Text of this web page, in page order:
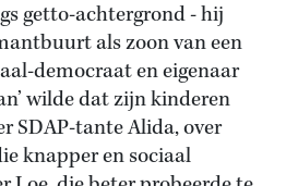
getto-achtergrond - hij
als zoon van een
democraat en eigenaar
wilde dat zijn kinderen
SDAP-tante Alida, over
knapper en sociaal